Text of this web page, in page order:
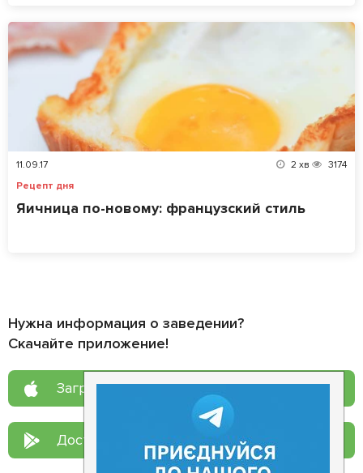
11.09.17 2 хв
3174
Рецепт дня
Яичница по-новому: французский стиль
Нужна информация о заведении?
Скачайте приложение!
Загрузите в App Store
Доступно в Google Play